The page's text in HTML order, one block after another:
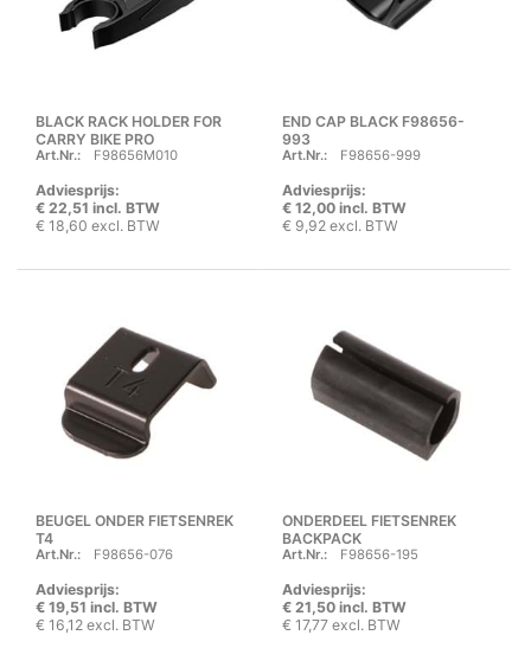
BLACK RACK HOLDER FOR
CARRY BIKE PRO
Art.Nr.: F98656M010
Adviesprijs:
€ 22,51 incl. BTW
€ 18,60 excl. BTW
END CAP BLACK F98656-
993
Art.Nr.: F98656-999
Adviesprijs:
€ 12,00 incl. BTW
€ 9,92 excl. BTW
BEUGEL ONDER FIETSENREK
T4
Art.Nr.: F98656-076
Adviesprijs:
€ 19,51 incl. BTW
€ 16,12 excl. BTW
ONDERDEEL FIETSENREK
BACKPACK
Art.Nr.: F98656-195
Adviesprijs:
€ 21,50 incl. BTW
€ 17,77 excl. BTW